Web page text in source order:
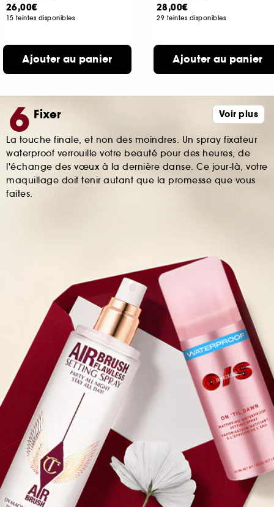
26,00€
15 teintes disponibles
Ajouter au panier
28,00€
29 teintes disponibles
Ajouter au panier
Fixer Voir plus
La touche finale, et non des moindres. Un spray fixateur
waterproof verrouille votre beauté pour des heures, de
l'échange des vœux à la dernière danse. Ce jour-là, votre
maquillage doit tenir autant que la promesse que vous
faites.